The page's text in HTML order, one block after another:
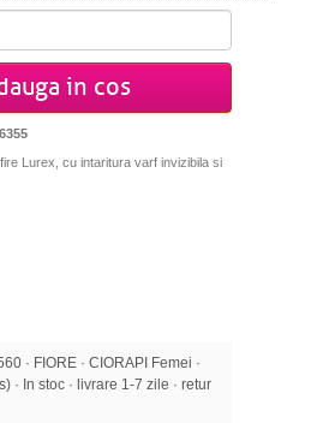
in cos
Lurex, cu intaritura varf invizibila si
· FIORE · CIORAPI Femei ·
· In stoc · livrare 1-7 zile · retur